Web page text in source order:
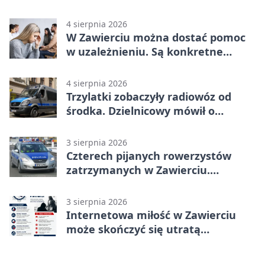
4 sierpnia 2026
W Zawierciu można dostać pomoc
w uzależnieniu. Są konkretne
4 sierpnia 2026
Trzylatki zobaczyły radiowóz od
środka. Dzielnicowy mówił o
3 sierpnia 2026
Czterech pijanych rowerzystów
zatrzymanych w Zawierciu.
3 sierpnia 2026
Internetowa miłość w Zawierciu
może skończyć się utratą